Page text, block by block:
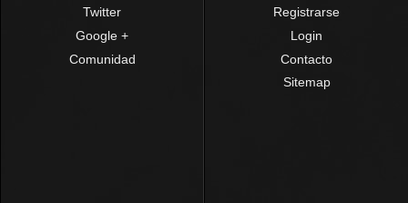
Twitter
Google +
Comunidad
Registrarse
Login
Contacto
Sitemap